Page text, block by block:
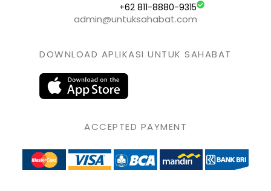
+62 811-8880-9315
admin@untuksahabat.com
DOWNLOAD APLIKASI UNTUK SAHABAT
ACCEPTED PAYMENT